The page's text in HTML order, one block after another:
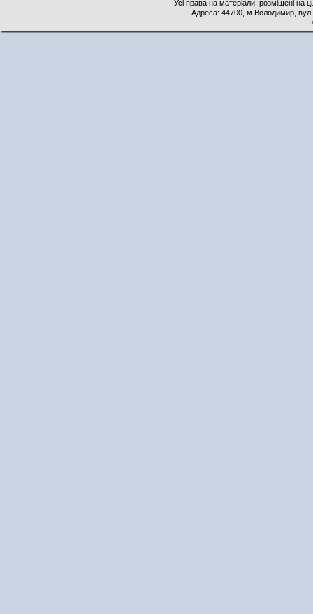
Усі права на матеріали, розміщені на
Адреса: 44700, м.Володимир,